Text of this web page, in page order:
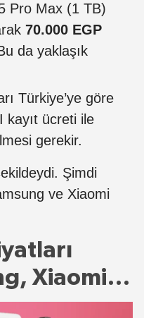
Pro Max (1 TB)
70.000 EGP
da yaklaşık
Türkiye’ye göre
kayıt ücreti ile
gerekir.
Şimdi
ve Xiaomi
Xiaomi…